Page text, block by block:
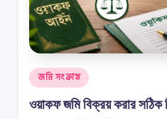
Posted
in
জমি সংক্রান্ত
ওয়াকফ জমি বিক্রয় করার সঠিক